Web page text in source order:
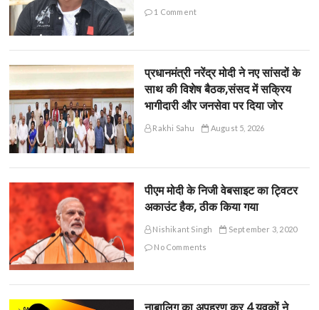
1 Comment
प्रधानमंत्री नरेंद्र मोदी ने नए सांसदों के
साथ की विशेष बैठक,संसद में सक्रिय
भागीदारी और जनसेवा पर दिया जोर
Rakhi Sahu August 5, 2026
पीएम मोदी के निजी वेबसाइट का ट्विटर
अकाउंट हैक, ठीक किया गया
Nishikant Singh
September 3, 2020
No Comments